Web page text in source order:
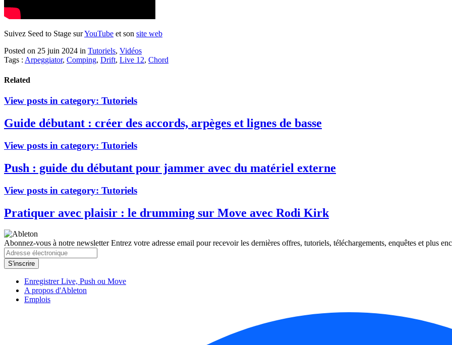
Suivez Seed to Stage surYouTube et son site web
Posted on 25 juin 2024 in Tutoriels, Vidéos
Tags : Arpeggiator, Comping, Drift, Live 12, Chord
Related
View posts in category: Tutoriels
Guide débutant : créer des accords, arpèges et lignes de basse
View posts in category: Tutoriels
Push : guide du débutant pour jammer avec du matériel externe
View posts in category: Tutoriels
Pratiquer avec plaisir : le drumming sur Move avec Rodi Kirk
Abonnez-vous à notre newsletterEntrez votre adresse email pour recevoir les dernières offres, tutoriels, téléchargements, enquêtes et plus
Enregistrer Live, Push ou Move
A propos d'Ableton
Emplois